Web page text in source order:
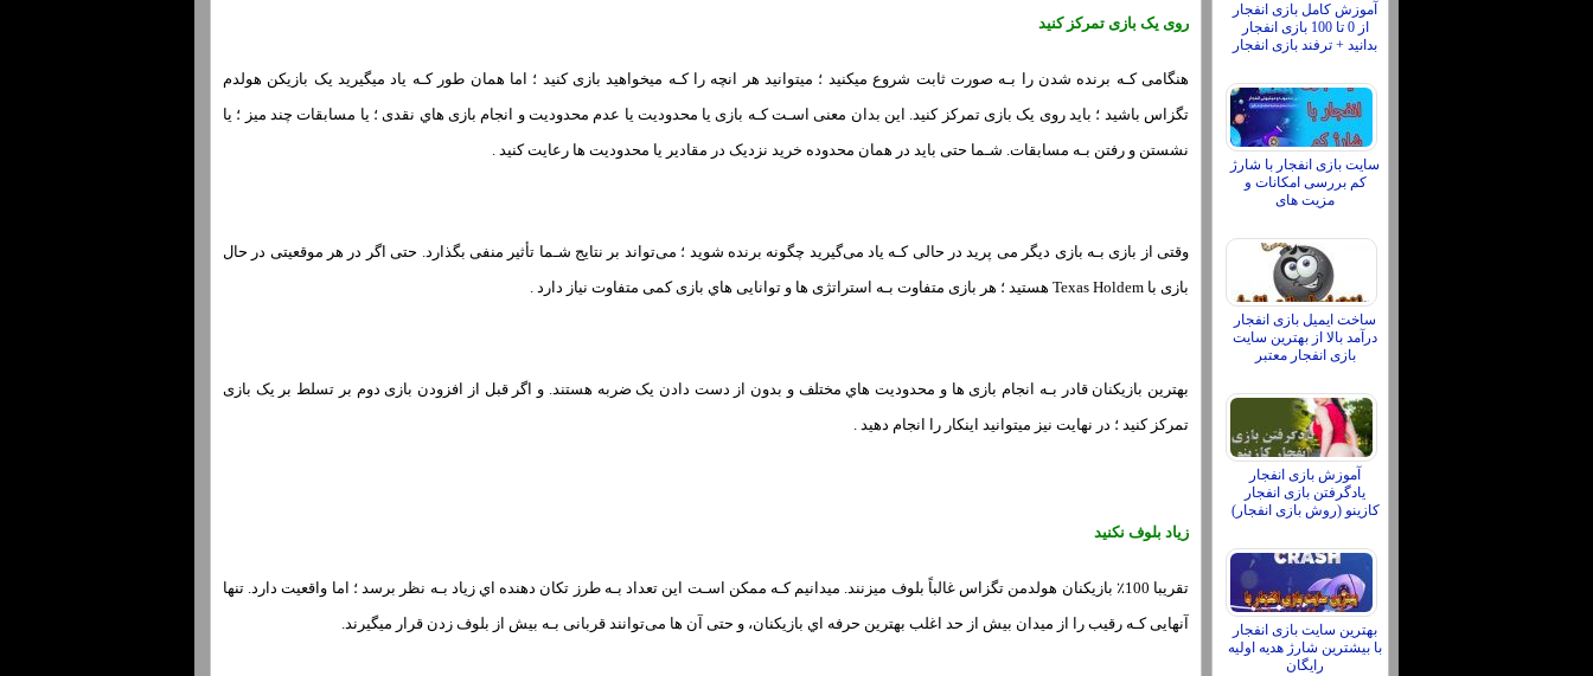
آموزش کامل بازی انفجار
از 0 تا 100 بازی انفجار
بدانید + ترفند بازی انفجار
سایت بازی انفجار با شارژ
کم بررسی امکانات و
مزیت های
ساخت ایمیل بازی انفجار
درآمد بالا از بهترین سایت
بازی انفجار معتبر
آموزش بازی انفجار
یادگرفتن بازی انفجار
کازینو (روش بازی انفجار)
بهترین سایت بازی انفجار
با بیشترین شارژ هدیه اولیه
رایگان
روی یک بازی تمرکز کنید
هنگامی کـه برنده شدن را بـه صورت ثابت شروع میکنید ؛ میتوانید هر انچه را کـه میخواهید بازی کنید ؛ اما همان طور کـه یاد میگیرید یک بازیکن هولدم
تگزاس باشید ؛ باید روی یک بازی تمرکز کنید. این بدان معنی اسـت کـه بازی یا محدودیت یا عدم محدودیت و انجام بازی هاي‌ نقدی ؛ یا مسابقات چند میز ؛ یا
نشستن و رفتن بـه مسابقات. شـما حتی باید در همان محدوده خرید نزدیک در مقادیر یا محدودیت ها رعایت کنید .
وقتی از بازی بـه بازی دیگر می پرید در حالی کـه یاد می‌گیرید چگونه برنده شوید ؛ می‌تواند بر نتایج شـما تأثیر منفی بگذارد. حتی اگر در هر موقعیتی در حال
بازی با Texas Holdem هستید ؛ هر بازی متفاوت بـه استراتژی ها و توانایی هاي‌ بازی کمی متفاوت نیاز دارد .
بهترین بازیکنان قادر بـه انجام بازی ها و محدودیت هاي‌ مختلف و بدون از دست دادن یک ضربه هستند. و اگر قبل از افزودن بازی دوم بر تسلط بر یک بازی
تمرکز کنید ؛ در نهایت نیز میتوانید اینکار را انجام دهید .
زیاد بلوف نکنید
تقریبا 100٪ بازیکنان هولدمن تگزاس غالباً بلوف میزنند. میدانیم کـه ممکن اسـت این تعداد بـه طرز تکان دهنده اي زیاد بـه نظر برسد ؛ اما واقعیت دارد. تنها
آنهایی کـه رقیب را از میدان بیش از حد اغلب بهترین حرفه اي بازیکنان، و حتی آن ها می‌توانند قربانی بـه بیش از بلوف زدن قرار میگیرند.